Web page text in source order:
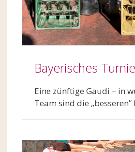
Bayerisches
Eine zünftige Gaudi – in
Team sind die „besseren”